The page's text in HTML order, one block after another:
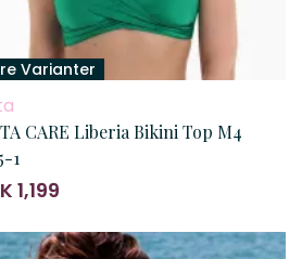
Varianter
CARE Liberia Bikini Top M4
1
1,199